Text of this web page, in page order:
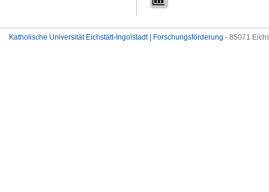
Katholische Universität Eichstätt-Ingolstadt | Forschungsförderung - 85071